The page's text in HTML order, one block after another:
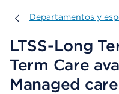
Departamentos y
Departamentos y
LTSS-Long
Term Care
Managed